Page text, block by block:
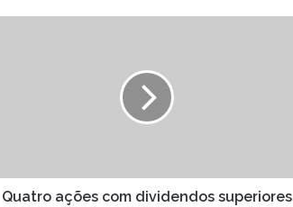
Quatro ações com dividendos superiores